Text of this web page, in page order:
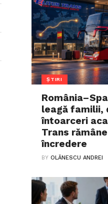
ȘTIRI
leagă familii,
întoarceri
Trans
încredere
BYOLĂNESCU ANDREI